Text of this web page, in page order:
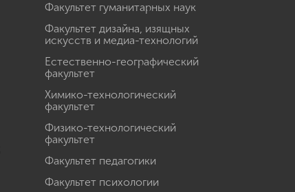
Факультет гуманитарных наук
Факультет дизайна, изящных
искусств и медиа-технологий
Естественно-географический
факультет
Химико-технологический
факультет
Физико-технологический
факультет
Факультет педагогики
Факультет психологии